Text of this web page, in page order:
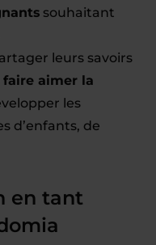
souhaitant
leurs savoirs
faire aimer la
les
d’enfants, de
en tant